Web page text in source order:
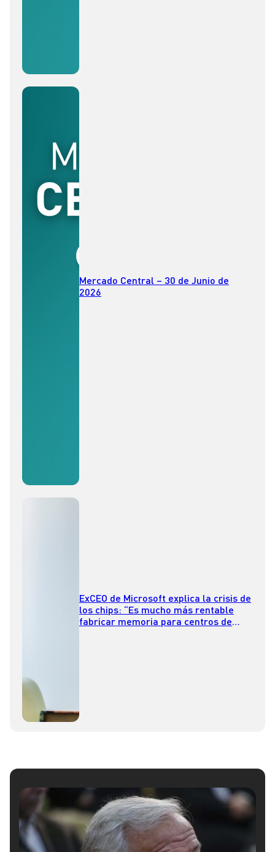
Mercado Central – 30 de Junio de
2026
ExCEO de Microsoft explica la crisis de
los chips: “Es mucho más rentable
fabricar memoria para centros de